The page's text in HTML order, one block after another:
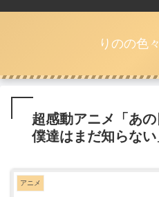
りのの色
超感動アニメ「あ
僕達はまだ知らない
アニメ